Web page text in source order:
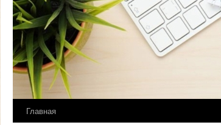
SkipГлавная